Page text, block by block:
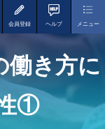
会員登録 ヘルプ メニュー
き方に
①